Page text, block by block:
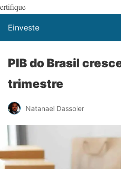
ertifique
Einveste
PIB do Brasil
trimestre
Natanael Dassoler